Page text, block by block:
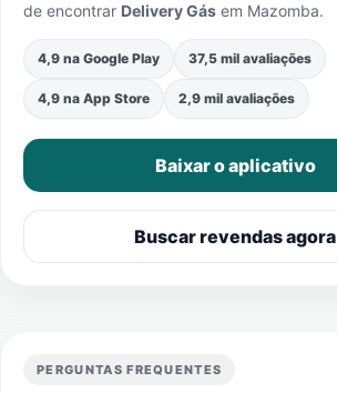
de encontrar Delivery Gás em Mazomba.
4,9 na Google Play 37,5 mil avaliações
4,9 na App Store 2,9 mil avaliações
Baixar o aplicativo
Buscar revendas agora
PERGUNTAS FREQUENTES